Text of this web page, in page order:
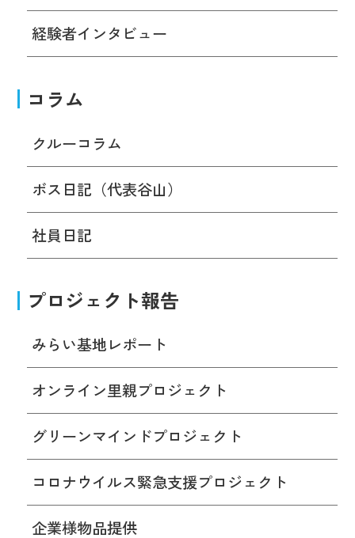
経験者インタビュー
コラム
クルーコラム
ボス日記（代表谷山）
社員日記
プロジェクト報告
みらい基地レポート
オンライン里親プロジェクト
グリーンマインドプロジェクト
コロナウイルス緊急支援プロジェクト
企業様物品提供